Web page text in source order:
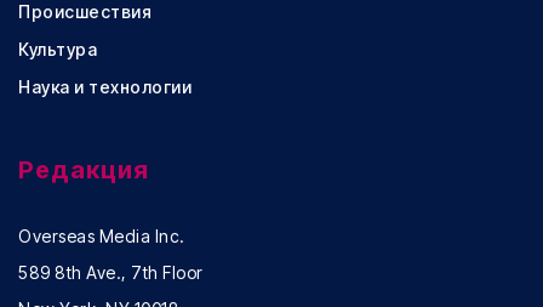
Происшествия
Культура
Наука и технологии
Редакция
Overseas Media Inc.
589 8th Ave., 7th Floor